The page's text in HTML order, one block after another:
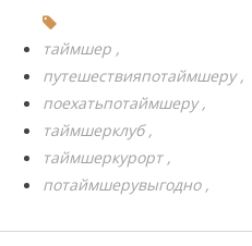
таймшер
путешествияпотаймшеру
поехатьпотаймшеру
таймшерклуб
таймшеркурорт
потаймшерувыгодно